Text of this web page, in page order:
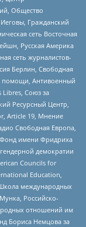
Общество
Гражданский
сеть Восточная
Русская Америка
сеть журналистов-
Берлин, Свободная
помощи, Антивоенный
Libres, Союз за
Ресурсный Центр,
Article 19, Мнение
Свободная Европа,
имени Фридриха
демократии
Councils for
Education,
международных
Российско-
отношений им
Бориса Немцова за